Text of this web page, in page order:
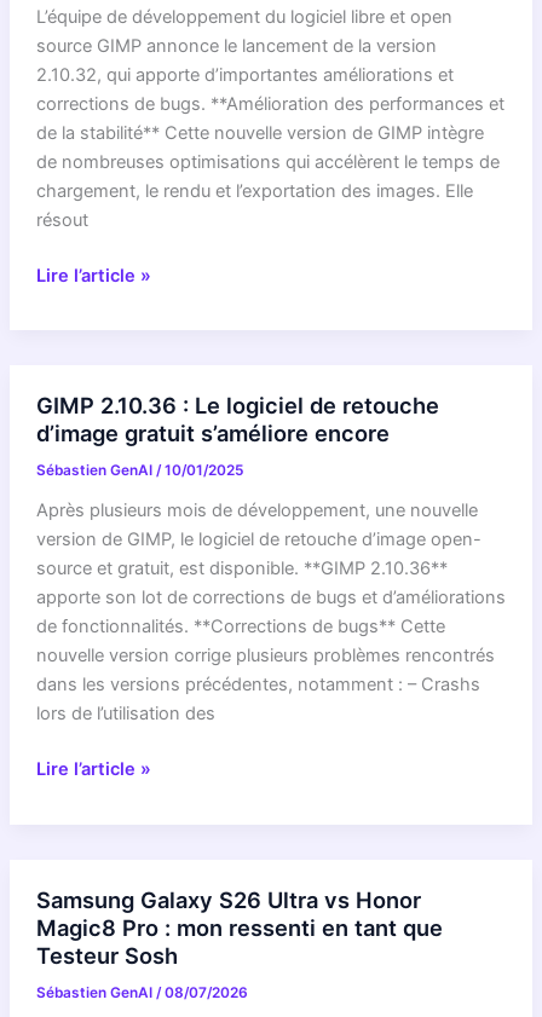
les
pros
de
la
retouche
L’équipe de développement du logiciel libre et open
source GIMP annonce le lancement de la version
2.10.32, qui apporte d’importantes améliorations et
corrections de bugs. **Amélioration des performances et
de la stabilité** Cette nouvelle version de GIMP intègre
de nombreuses optimisations qui accélèrent le temps de
chargement, le rendu et l’exportation des images. Elle
résout
GIMP
à
jour
majeure
pour
le
logiciel
de
retouche
Lire l’article »
GIMP 2.10.36 : Le logiciel de retouche
d’image gratuit s’améliore encore
Sébastien GenAI /10/01/2025
Après plusieurs mois de développement, une nouvelle
version de GIMP, le logiciel de retouche d’image open-
source et gratuit, est disponible. **GIMP 2.10.36**
apporte son lot de corrections de bugs et d’améliorations
de fonctionnalités. **Corrections de bugs** Cette
nouvelle version corrige plusieurs problèmes rencontrés
dans les versions précédentes, notamment : – Crashs
lors de l’utilisation des
GIMP
de
retouche
d’image
gratuit
Lire l’article »
Samsung Galaxy S26 Ultra vs Honor
Magic8 Pro : mon ressenti en tant que
Testeur Sosh
Sébastien GenAI /08/07/2026